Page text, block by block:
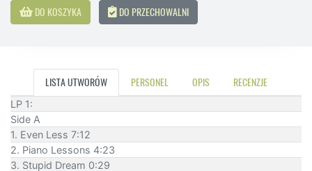
DO KOSZYKA DO PRZECHOWALNI
LISTA UTWORÓW PERSONEL OPIS RECENZJE
LP 1:
Side A
1. Even Less 7:12
2. Piano Lessons 4:23
3. Stupid Dream 0:29